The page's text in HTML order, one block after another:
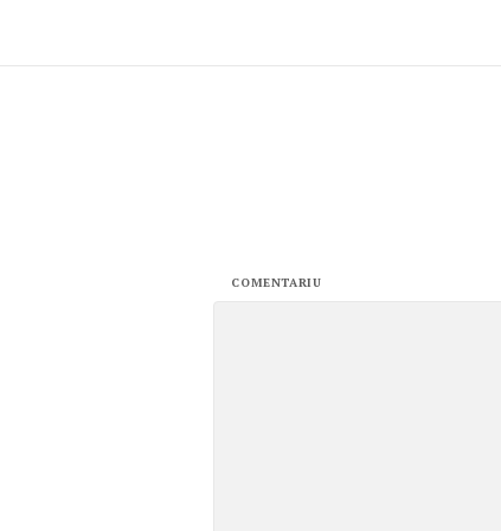
COMENTARIU